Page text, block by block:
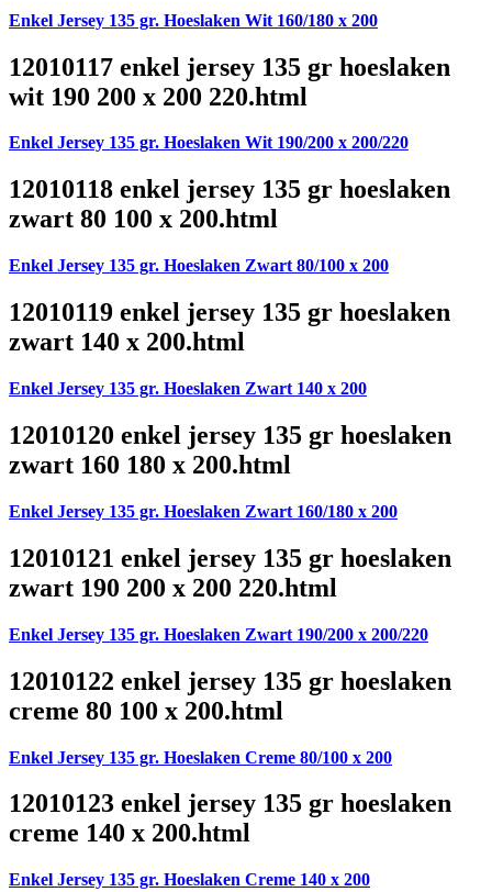
Enkel Jersey 135 gr. Hoeslaken Wit 160/180 x 200
12010117 enkel jersey 135 gr hoeslaken
wit 190 200 x 200 220.html
Enkel Jersey 135 gr. Hoeslaken Wit 190/200 x 200/220
12010118 enkel jersey 135 gr hoeslaken
zwart 80 100 x 200.html
Enkel Jersey 135 gr. Hoeslaken Zwart 80/100 x 200
12010119 enkel jersey 135 gr hoeslaken
zwart 140 x 200.html
Enkel Jersey 135 gr. Hoeslaken Zwart 140 x 200
12010120 enkel jersey 135 gr hoeslaken
zwart 160 180 x 200.html
Enkel Jersey 135 gr. Hoeslaken Zwart 160/180 x 200
12010121 enkel jersey 135 gr hoeslaken
zwart 190 200 x 200 220.html
Enkel Jersey 135 gr. Hoeslaken Zwart 190/200 x 200/220
12010122 enkel jersey 135 gr hoeslaken
creme 80 100 x 200.html
Enkel Jersey 135 gr. Hoeslaken Creme 80/100 x 200
12010123 enkel jersey 135 gr hoeslaken
creme 140 x 200.html
Enkel Jersey 135 gr. Hoeslaken Creme 140 x 200